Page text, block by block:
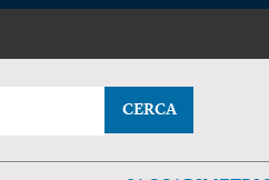
CERCA